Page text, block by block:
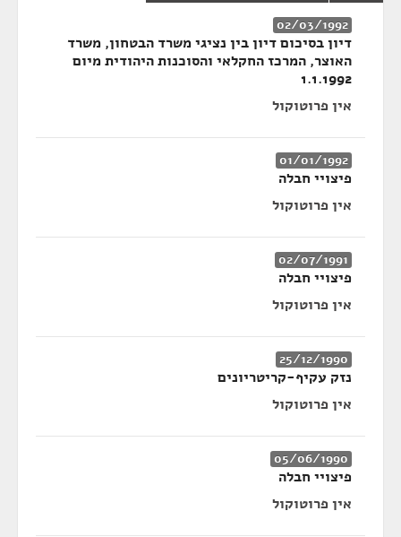
02/03/1992
דיון בסיכום דיון בין נציגי משרד הבטחון, משרד
האוצר, המרכז החקלאי והסוכנות היהודית מיום
1.1.1992
אין פרוטוקול
01/01/1992
פיצויי חבלה
אין פרוטוקול
02/07/1991
פיצויי חבלה
אין פרוטוקול
25/12/1990
נזק עקיף-קריטריונים
אין פרוטוקול
05/06/1990
פיצויי חבלה
אין פרוטוקול